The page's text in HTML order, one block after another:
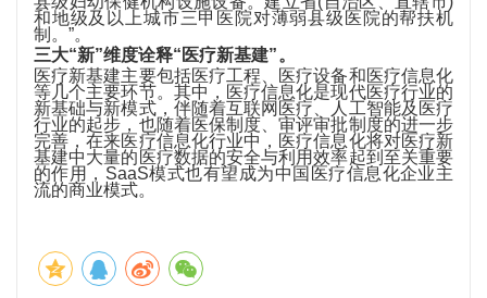
和地级及以上城市三甲医院对薄弱县级医院的帮扶机
制。”。
三大“新”维度诠释“医疗新基建”。
医疗新基建主要包括医疗工程、医疗设备和医疗信息化
等几个主要环节。其中，医疗信息化是现代医疗行业的
新基础与新模式，伴随着互联网医疗、人工智能及医疗
行业的起步，也随着医保制度、审评审批制度的进一步
完善，在来医疗信息化行业中，医疗信息化将对医疗新
基建中大量的医疗数据的安全与利用效率起到至关重要
的作用，SaaS模式也有望成为中国医疗信息化企业主
流的商业模式。